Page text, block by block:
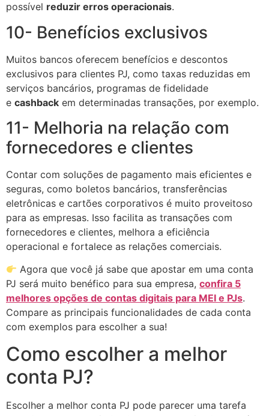
possível reduzir erros operacionais.
10- Benefícios exclusivos
Muitos bancos oferecem benefícios e descontos
exclusivos para clientes PJ, como taxas reduzidas em
serviços bancários, programas de fidelidade
e cashback em determinadas transações, por exemplo.
11- Melhoria na relação com
fornecedores e clientes
Contar com soluções de pagamento mais eficientes e
seguras, como boletos bancários, transferências
eletrônicas e cartões corporativos é muito proveitoso
para as empresas. Isso facilita as transações com
fornecedores e clientes, melhora a eficiência
operacional e fortalece as relações comerciais.
Agora que você já sabe que apostar em uma conta
PJ será muito benéfico para sua empresa, confira 5
melhores opções de contas digitais para MEI e PJs.
Compare as principais funcionalidades de cada conta
com exemplos para escolher a sua!
Como escolher a melhor
conta PJ?
Escolher a melhor conta PJ pode parecer uma tarefa